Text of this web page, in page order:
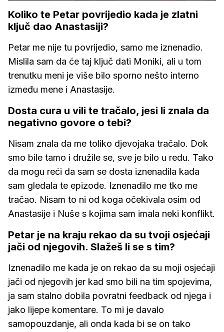
Koliko te Petar povrijedio kada je zlatni
ključ dao Anastasiji?
Petar me nije tu povrijedio, samo me iznenadio.
Mislila sam da će taj ključ dati Moniki, ali u tom
trenutku meni je više bilo sporno nešto interno
između mene i Anastasije.
Dosta cura u vili te tračalo, jesi li znala da
negativno govore o tebi?
Nisam znala da me toliko djevojaka tračalo. Dok
smo bile tamo i družile se, sve je bilo u redu. Tako
da mogu reći da sam se dosta iznenadila kada
sam gledala te epizode. Iznenadilo me tko me
tračao. Nisam to ni od koga očekivala osim od
Anastasije i Nuše s kojima sam imala neki konflikt.
Petar je na kraju rekao da su tvoji osjećaji
jači od njegovih. Slažeš li se s tim?
Iznenadilo me kada je on rekao da su moji osjećaji
jači od njegovih jer kad smo bili na tim spojevima,
ja sam stalno dobila povratni feedback od njega i
jako lijepe komentare. To mi je davalo
samopouzdanje, ali onda kada bi se on tako